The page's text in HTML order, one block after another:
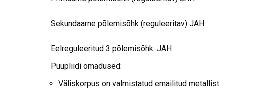
Sekundaarne põlemisõhk (reguleeritav) JAH
Eelreguleeritud 3 põlemisõhk: JAH
Puupliidi omadused:
Väliskorpus on valmistatud emailitud metallist